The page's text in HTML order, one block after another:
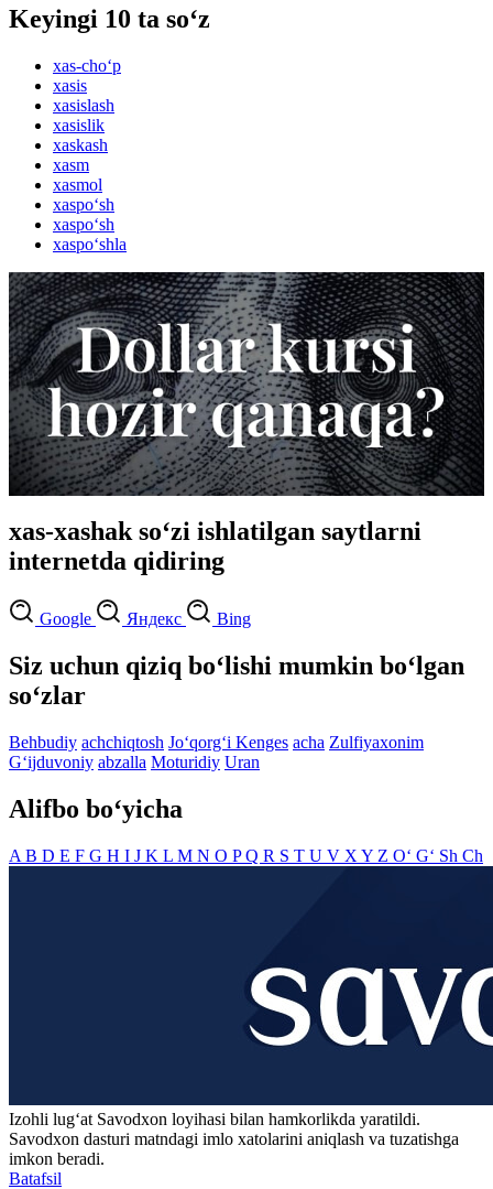
Keyingi 10 ta so‘z
xas-cho‘p
xasis
xasislash
xasislik
xaskash
xasm
xasmol
xaspo‘sh
xaspo‘sh
xaspo‘shla
xas-xashak so‘zi ishlatilgan saytlarni
internetda qidiring
Google Яндекс Bing
Siz uchun qiziq bo‘lishi mumkin bo‘lgan
so‘zlar
Behbudiy achchiqtosh Jo‘qorg‘i Kenges acha Zulfiyaxonim
G‘ijduvoniy abzalla Moturidiy Uran
Alifbo bo‘yicha
A B D E F G H I J K L M N O PQ R S T U V X Y Z O‘ G‘ Sh Ch
Izohli lugʻat Savodxon loyihasi bilan hamkorlikda yaratildi.
Savodxon dasturi matndagi imlo xatolarini aniqlash va tuzatishga
imkon beradi.
Batafsil